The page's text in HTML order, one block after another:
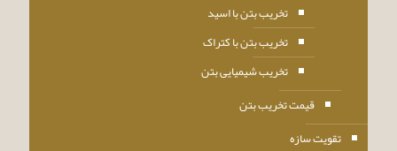
تخریب بتن با اسید
تخریب بتن با کتراک
تخریب شیمیایی بتن
قیمت تخریب بتن
تقویت سازه